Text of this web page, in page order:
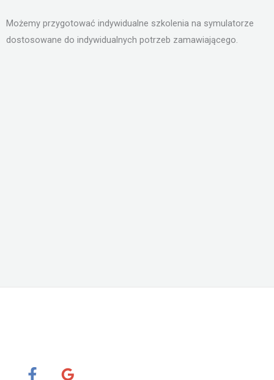
Możemy przygotować indywidualne szkolenia na symulatorze
dostosowane do indywidualnych potrzeb zamawiającego.